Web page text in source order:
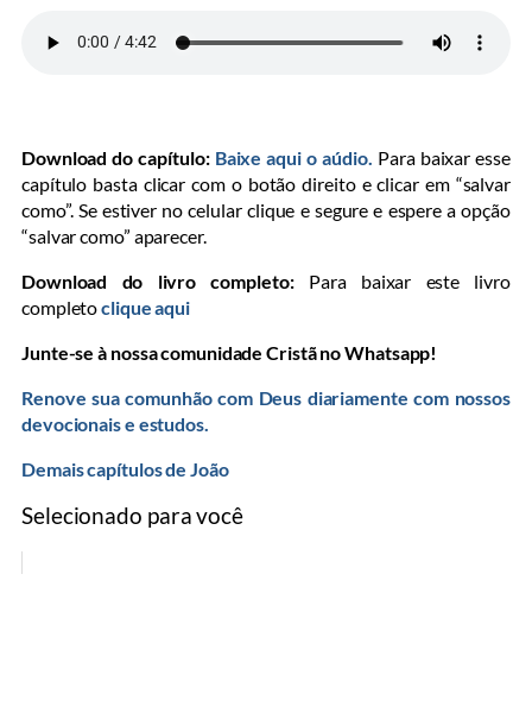
Download do capítulo: Baixe aqui o aúdio. Para baixar esse
capítulo basta clicar com o botão direito e clicar em “salvar
como”. Se estiver no celular clique e segure e espere a opção
“salvar como” aparecer.
Download do livro completo: Para baixar este livro
completoclique aqui
Junte-se à nossa comunidade Cristã no Whatsapp!
Renove sua comunhão com Deus diariamente com nossos
devocionais e estudos.
Demais capítulos de João
Selecionado para você